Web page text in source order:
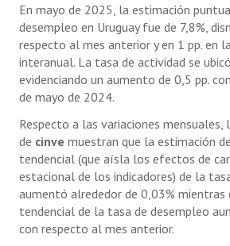
En mayo de 2025, la estimación
desempleo en Uruguay fue de 7,8%,
respecto al mes anterior y en 1 pp. en
interanual. La tasa de actividad se
evidenciando un aumento de 0,5 pp.
de mayo de 2024.
Respecto a las variaciones mensuales,
de cinve muestran que la estimación
tendencial (que aísla los efectos de
estacional de los indicadores) de la
aumentó alrededor de 0,03% mientras
tendencial de la tasa de desempleo
con respecto al mes anterior.